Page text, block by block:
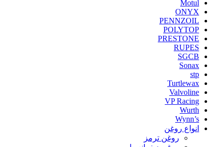
Motul
ONYX
PENNZOIL
POLYTOP
PRESTONE
RUPES
SGCB
Sonax
stp
Turtlewax
Valvoline
VP Racing
Wurth
Wynn’s
انواع روغن
روغن ترمز